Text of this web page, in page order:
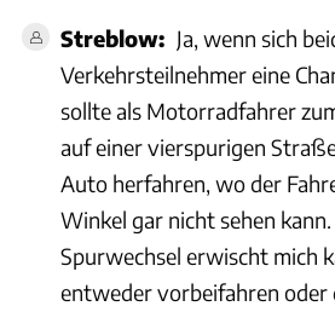
Streblow: Ja, wenn sich
Verkehrsteilnehmer eine
sollte als Motorradfahrer
auf einer vierspurigen
Auto herfahren, wo der
Winkel gar nicht sehen
Spurwechsel erwischt mich
entweder vorbeifahren oder